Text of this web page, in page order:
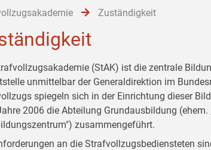
Zuständigkeit
(StAK) ist die zentrale
unmittelbar der Generaldirektion im
spiegeln sich in der Einrichtung dieser
2006 die Abteilung Grundausbildung
zusammengeführt.
an die Strafvollzugsbediensteten